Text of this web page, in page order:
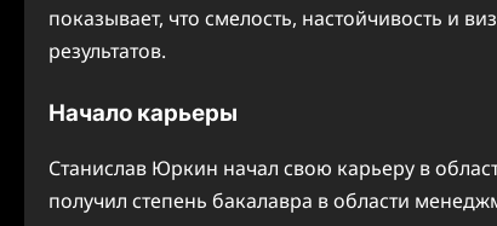
показывает, что смелость, настойчивость и
результатов.
Начало карьеры
Станислав Юркин начал свою карьеру в
получил степень бакалавра в области